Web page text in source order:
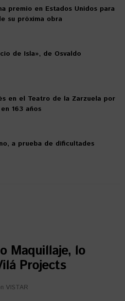
premio en Estados Unidos para
su próxima obra
de Isla», de Osvaldo
en el Teatro de la Zarzuela por
163 años
a prueba de dificultades
Maquillaje, lo
Projects
VISTAR